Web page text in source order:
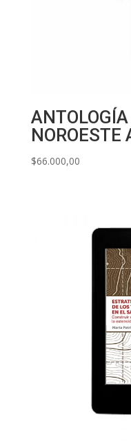
NOROESTE
$66.000,00